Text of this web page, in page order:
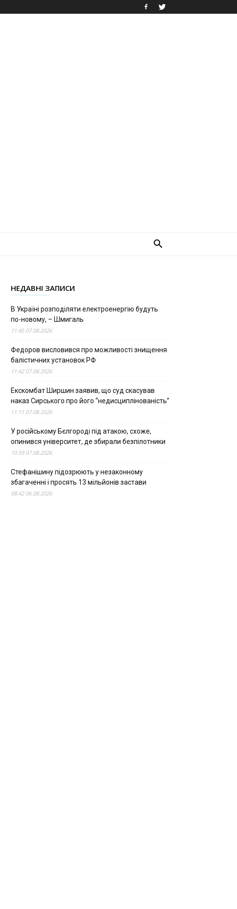
НЕДАВНІ ЗАПИСИ
В Україні розподіляти електроенергію будуть
по-новому, – Шмигаль
11:45 07.08.2026
Федоров висловився про можливості знищення
балістичних установок РФ
11:42 07.08.2026
Екскомбат Ширшин заявив, що суд скасував
наказ Сирського про його “недисциплінованість”
11:11 07.08.2026
У російському Бєлгороді під атакою, схоже,
опинився університет, де збирали безпілотники
10:59 07.08.2026
Стефанішину підозрюють у незаконному
збагаченні і просять 13 мільйонів застави
08:42 06.08.2026